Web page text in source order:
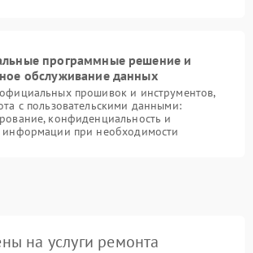
программные решение и
обслуживание данных
прошивок и инструментов,
с пользовательскими данными:
конфиденциальность и
информации при необходимости
на услуги ремонта